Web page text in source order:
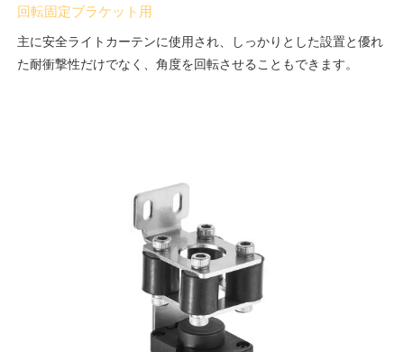
回転固定ブラケット用
主に安全ライトカーテンに使用され、しっかりとした設置と優れ
た耐衝撃性だけでなく、角度を回転させることもできます。